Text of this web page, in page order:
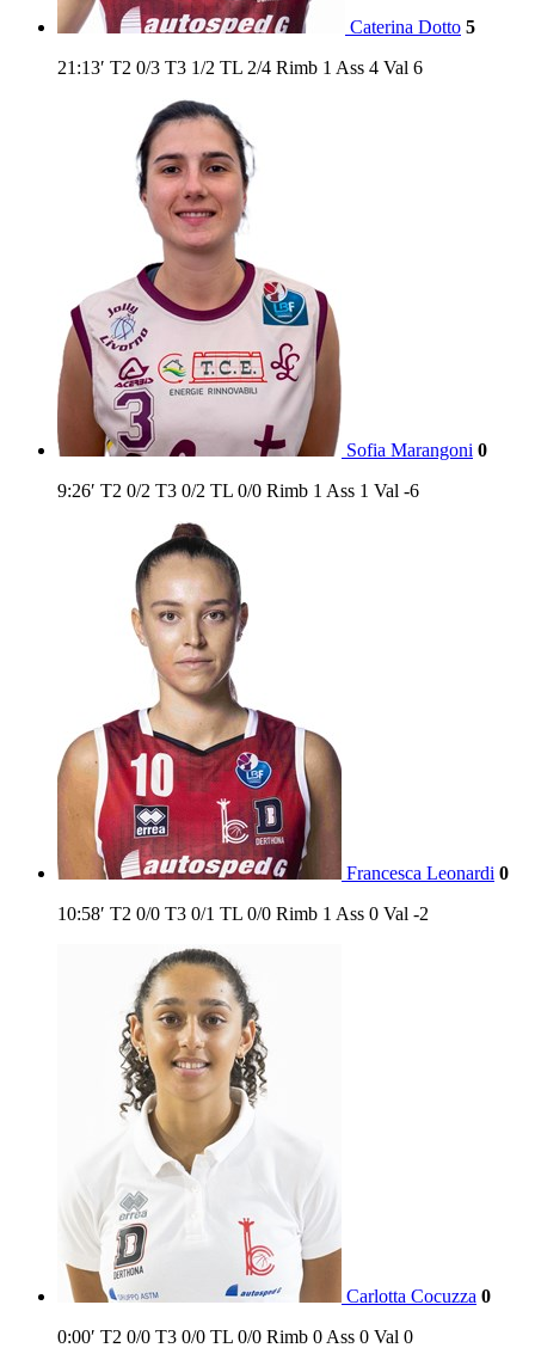
Caterina Dotto 5
21:13′ T2 0/3 T3 1/2 TL 2/4 Rimb 1 Ass 4 Val 6
Sofia Marangoni 0
9:26′ T2 0/2 T3 0/2 TL 0/0 Rimb 1 Ass 1 Val -6
Francesca Leonardi 0
10:58′ T2 0/0 T3 0/1 TL 0/0 Rimb 1 Ass 0 Val -2
Carlotta Cocuzza 0
0:00′ T2 0/0 T3 0/0 TL 0/0 Rimb 0 Ass 0 Val 0